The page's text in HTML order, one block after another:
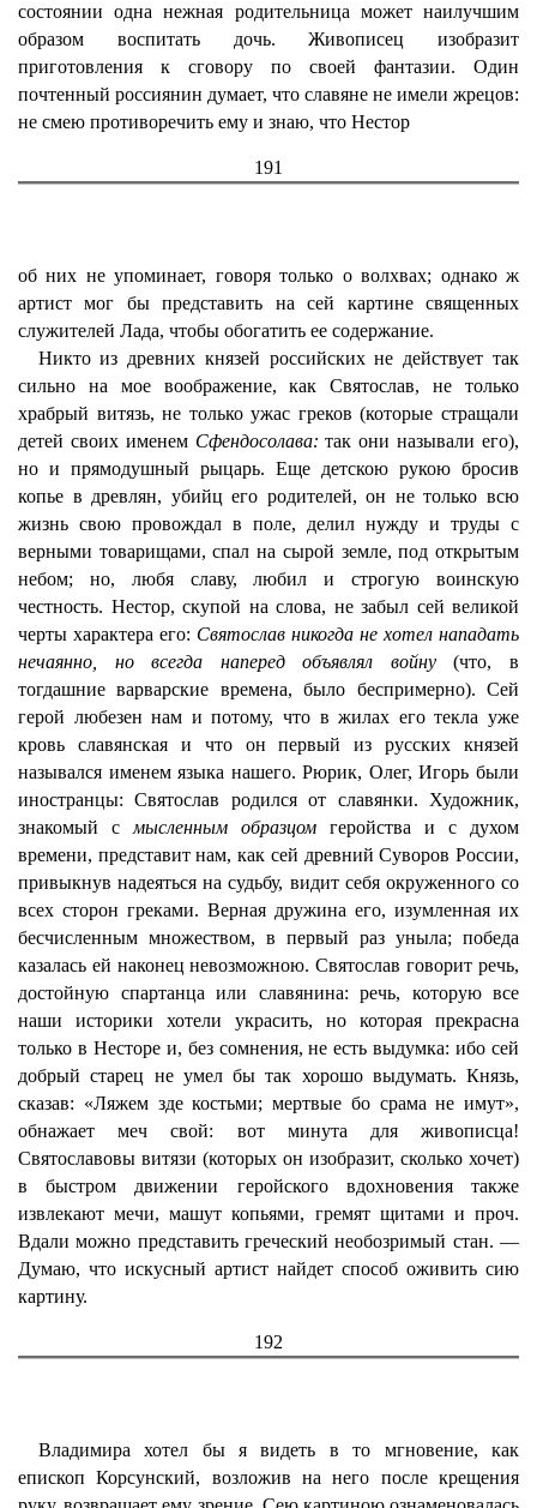
состоянии одна нежная родительница может наилучшим
образом воспитать дочь. Живописец изобразит
приготовления к сговору по своей фантазии. Один
почтенный россиянин думает, что славяне не имели жрецов:
не смею противоречить ему и знаю, что Нестор
191
об них не упоминает, говоря только о волхвах; однако ж
артист мог бы представить на сей картине священных
служителей Лада, чтобы обогатить ее содержание.
Никто из древних князей российских не действует так
сильно на мое воображение, как Святослав, не только
храбрый витязь, не только ужас греков (которые стращали
детей своих именем Сфендосолава: так они называли его),
но и прямодушный рыцарь. Еще детскою рукою бросив
копье в древлян, убийц его родителей, он не только всю
жизнь свою провождал в поле, делил нужду и труды с
верными товарищами, спал на сырой земле, под открытым
небом; но, любя славу, любил и строгую воинскую
честность. Нестор, скупой на слова, не забыл сей великой
черты характера его: Святослав никогда не хотел нападать
нечаянно, но всегда наперед объявлял войну(что, в
тогдашние варварские времена, было беспримерно). Сей
герой любезен нам и потому, что в жилах его текла уже
кровь славянская и что он первый из русских князей
назывался именем языка нашего. Рюрик, Олег, Игорь были
иностранцы: Святослав родился от славянки. Художник,
знакомый с мысленным образцом геройства и с духом
времени, представит нам, как сей древний Суворов России,
привыкнув надеяться на судьбу, видит себя окруженного со
всех сторон греками. Верная дружина его, изумленная их
бесчисленным множеством, в первый раз уныла; победа
казалась ей наконец невозможною. Святослав говорит речь,
достойную спартанца или славянина: речь, которую все
наши историки хотели украсить, но которая прекрасна
только в Несторе и, без сомнения, не есть выдумка: ибо сей
добрый старец не умел бы так хорошо выдумать. Князь,
сказав: «Ляжем зде костьми; мертвые бо срама не имут»,
обнажает меч свой: вот минута для живописца!
Святославовы витязи (которых он изобразит, сколько хочет)
в быстром движении геройского вдохновения также
извлекают мечи, машут копьями, гремят щитами и проч.
Вдали можно представить греческий необозримый стан. —
Думаю, что искусный артист найдет способ оживить сию
картину.
192
Владимира хотел бы я видеть в то мгновение, как
епископ Корсунский, возложив на него после крещения